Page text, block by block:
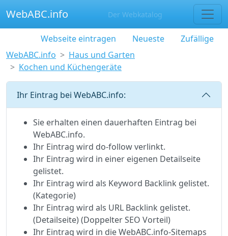
WebABC.info Der Webkatalog
Webseite eintragen Neueste
Zufällige
WebABC.info
Haus und Garten
Kochen und Küchengeräte
Ihr Eintrag bei WebABC.info:
Sie erhalten einen dauerhaften Eintrag bei
WebABC.info.
Ihr Eintrag wird do-follow verlinkt.
Ihr Eintrag wird in einer eigenen Detailseite
gelistet.
Ihr Eintrag wird als Keyword Backlink gelistet.
(Kategorie)
Ihr Eintrag wird als URL Backlink gelistet.
(Detailseite) (Doppelter SEO Vorteil)
Ihr Eintrag wird in die WebABC.info-Sitemaps